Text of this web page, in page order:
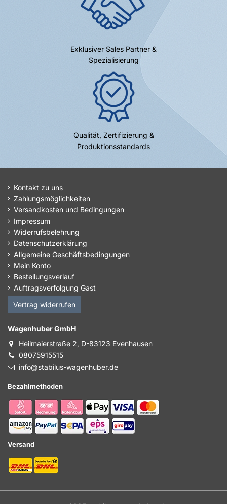
Exklusiver Sales Partner &
Spezialisierung
Qualität, Zertifizierung &
Produktionsstandards
Kontakt zu uns
Zahlungsmöglichkeiten
Versandkosten und Bedingungen
Impressum
Widerrufsbelehrung
Datenschutzerklärung
Allgemeine Geschäftsbedingungen
Mein Konto
Bestellungsverlauf
Auftragsverfolgung Gast
Vertrag widerrufen
Wagenhuber GmbH
Heilmaierstraße 2, D-83123 Evenhausen
08075915515
info@stabilus-wagenhuber.de
Bezahlmethoden
Versand